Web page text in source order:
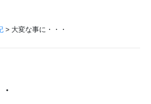
> 大変な事に・・・